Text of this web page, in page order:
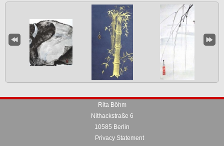
Rita Böhm
Nithackstraße 6
10585 Berlin
Privacy Statement